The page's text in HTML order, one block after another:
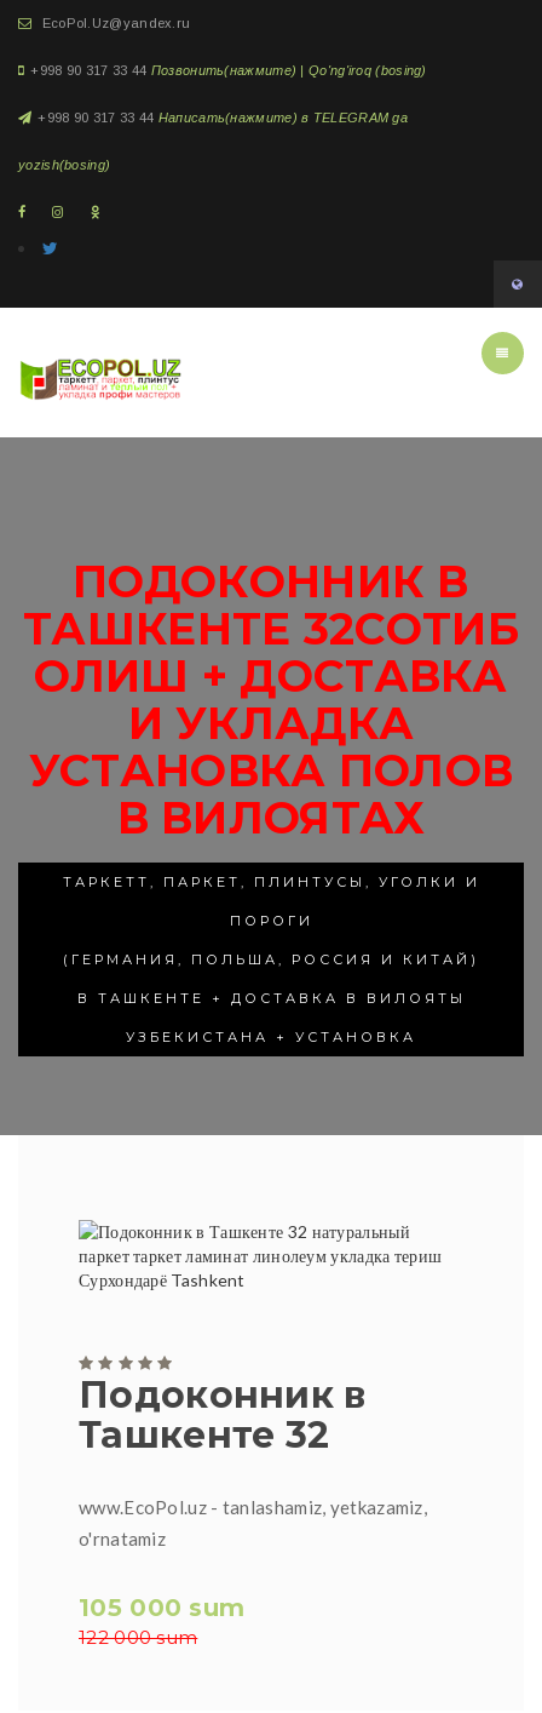
EcoPol.Uz@yandex.ru
+998 90 317 33 44 Позвонить(нажмите) | Qo'ng'iroq (bosing)
+998 90 317 33 44 Написать(нажмите) в TELEGRAM ga
yozish(bosing)
ПОДОКОННИК В
ТАШКЕНТЕ 32СОТИБ
ОЛИШ + ДОСТАВКА
И УКЛАДКА
УСТАНОВКА ПОЛОВ
В ВИЛОЯТАХ
ТАРКЕТТ, ПАРКЕТ, ПЛИНТУСЫ, УГОЛКИ И
ПОРОГИ
(ГЕРМАНИЯ, ПОЛЬША, РОССИЯ И КИТАЙ)
В ТАШКЕНТЕ + ДОСТАВКА В ВИЛОЯТЫ
УЗБЕКИСТАНА + УСТАНОВКА
Подоконник в
Ташкенте 32
www.EcoPol.uz - tanlashamiz, yetkazamiz,
o'rnatamiz
105 000 sum
122 000 sum